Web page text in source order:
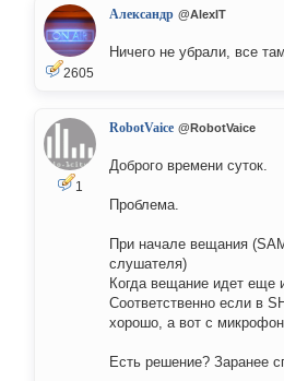
2605
Александр @AlexIT
Ничего не убрали, все
1
RobotVaice @RobotVaice
Доброго времени суток.
Проблема.
При начале вещания
слушателя)
Когда вещание идет еще
Соответственно если в
хорошо, а вот с
Есть решение? Заранее